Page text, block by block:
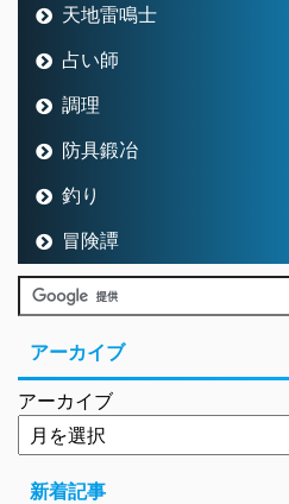
天地雷鳴士
占い師
調理
防具鍛冶
釣り
冒険譚
アーカイブ
アーカイブ
新着記事